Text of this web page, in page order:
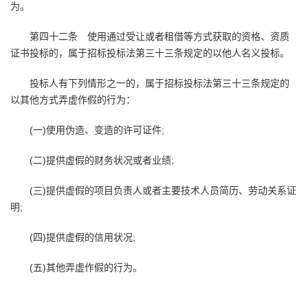
为。
第四十二条 使用通过受让或者租借等方式获取的资格、资质
证书投标的，属于招标投标法第三十三条规定的以他人名义投标。
投标人有下列情形之一的，属于招标投标法第三十三条规定的
以其他方式弄虚作假的行为：
(一)使用伪造、变造的许可证件;
(二)提供虚假的财务状况或者业绩;
(三)提供虚假的项目负责人或者主要技术人员简历、劳动关系证
明;
(四)提供虚假的信用状况;
(五)其他弄虚作假的行为。